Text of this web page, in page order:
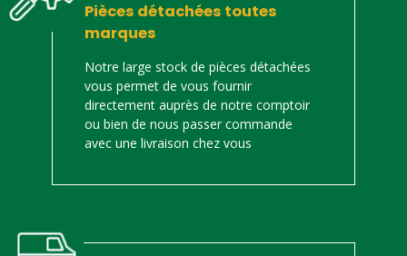
Pièces détachées toutes
marques
Notre large stock de pièces détachées
vous permet de vous fournir
directement auprès de notre comptoir
ou bien de nous passer commande
avec une livraison chez vous